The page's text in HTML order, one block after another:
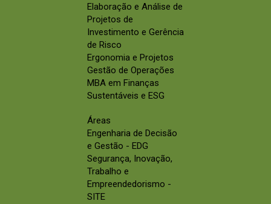
Elaboração e Análise de
Projetos de
Investimento e Gerência
de Risco
Ergonomia e Projetos
Gestão de Operações
MBA em Finanças
Sustentáveis e ESG
Áreas
Engenharia de Decisão
e Gestão - EDG
Segurança, Inovação,
Trabalho e
Empreendedorismo -
SITE